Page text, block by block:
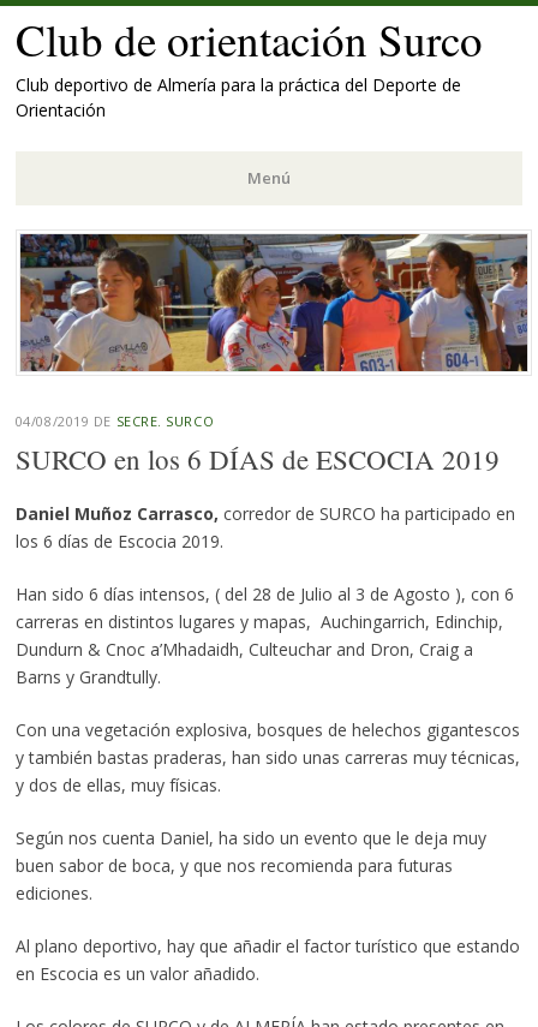
Club de orientación Surco
Club deportivo de Almería para la práctica del Deporte de
Orientación
Menú
Saltar
al
contenido.
04/08/2019 DE SECRE. SURCO
SURCO en los 6 DÍAS de ESCOCIA 2019
Daniel Muñoz Carrasco, corredor de SURCO ha participado en
los 6 días de Escocia 2019.
Han sido 6 días intensos, ( del 28 de Julio al 3 de Agosto ), con 6
carreras en distintos lugares y mapas, Auchingarrich, Edinchip,
Dundurn & Cnoc a’Mhadaidh, Culteuchar and Dron, Craig a
Barns y Grandtully.
Con una vegetación explosiva, bosques de helechos gigantescos
y también bastas praderas, han sido unas carreras muy técnicas,
y dos de ellas, muy físicas.
Según nos cuenta Daniel, ha sido un evento que le deja muy
buen sabor de boca, y que nos recomienda para futuras
ediciones.
Al plano deportivo, hay que añadir el factor turístico que estando
en Escocia es un valor añadido.